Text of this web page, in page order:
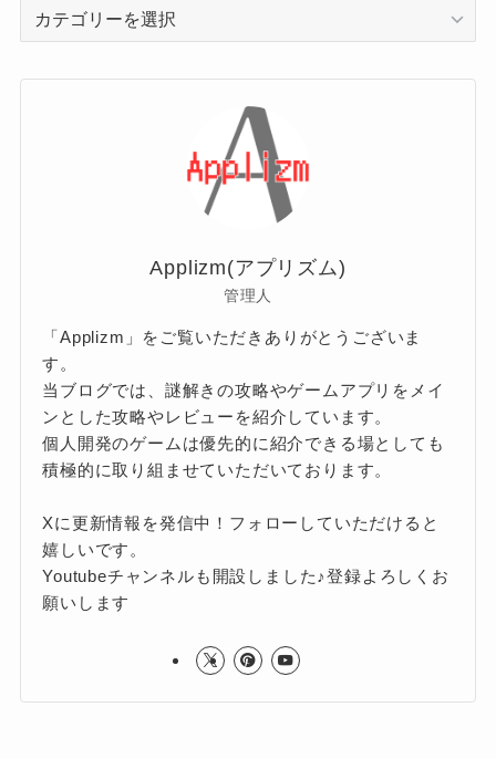
Applizm(アプリズム)
管理人
「Applizm」をご覧いただきありがとうございま
す。
当ブログでは、謎解きの攻略やゲームアプリをメイ
ンとした攻略やレビューを紹介しています。
個人開発のゲームは優先的に紹介できる場としても
積極的に取り組ませていただいております。
Xに更新情報を発信中！フォローしていただけると
嬉しいです。
Youtubeチャンネルも開設しました♪登録よろしくお
願いします